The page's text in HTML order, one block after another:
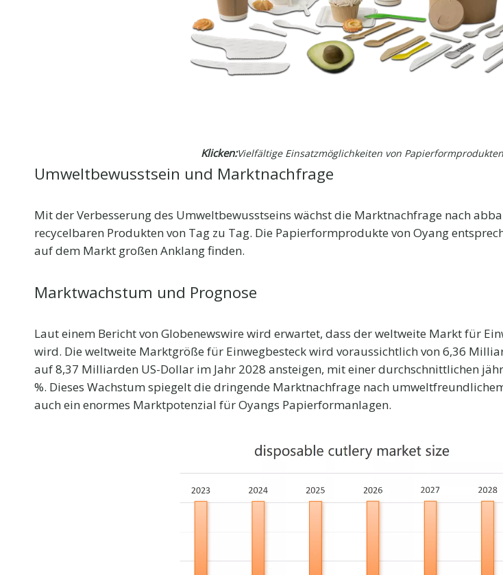
Klicken:Vielfältige Einsatzmöglichkeiten von Papierformprodukten
Umweltbewusstsein und Marktnachfrage
Mit der Verbesserung des Umweltbewusstseins wächst die Marktnachfrage nach
recycelbaren Produkten von Tag zu Tag. Die Papierformprodukte von Oyang
auf dem Markt großen Anklang finden.
Marktwachstum und Prognose
Laut einem Bericht von Globenewswire wird erwartet, dass der weltweite Markt für
wird. Die weltweite Marktgröße für Einwegbesteck wird voraussichtlich von 6,36
auf 8,37 Milliarden US-Dollar im Jahr 2028 ansteigen, mit einer durchschnittlichen
%. Dieses Wachstum spiegelt die dringende Marktnachfrage nach
auch ein enormes Marktpotenzial für Oyangs Papierformanlagen.